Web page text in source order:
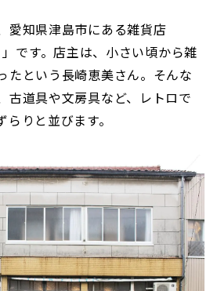
愛知県津島市にある雑貨店
」です。店主は、小さい頃から雑
たという長崎恵美さん。そんな
古道具や文房具など、レトロで
りと並びます。